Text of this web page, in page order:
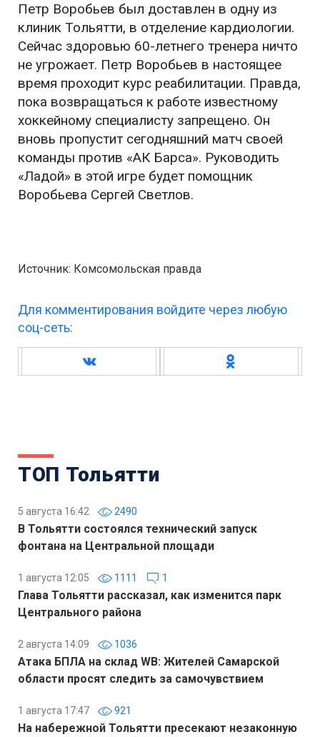
Петр Воробьев был доставлен в одну из
клиник Тольятти, в отделение кардиологии.
Сейчас здоровью 60-летнего тренера ничто
не угрожает. Петр Воробьев в настоящее
время проходит курс реабилитации. Правда,
пока возвращаться к работе известному
хоккейному специалисту запрещено. Он
вновь пропустит сегодняшний матч своей
команды против «АК Барса». Руководить
«Ладой» в этой игре будет помощник
Воробьева Сергей Светлов.
Источник: Комсомольская правда
Для комментирования войдите через любую
соц-сеть:
ТОП Тольятти
5 августа 16:42 2490
В Тольятти состоялся технический запуск
фонтана на Центральной площади
1 августа 12:05 1111 1
Глава Тольятти рассказал, как изменится парк
Центрального района
2 августа 14:09 1036
Атака БПЛА на склад WB: Жителей Самарской
области просят следить за самочувствием
1 августа 17:47 921
На набережной Тольятти пресекают незаконную